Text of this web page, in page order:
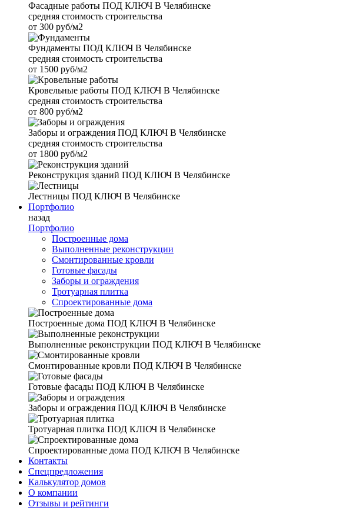
Фасадные работы ПОД КЛЮЧ В Челябинске
средняя стоимость строительства
от 300 руб/м2
Фундаменты ПОД КЛЮЧ В Челябинске
средняя стоимость строительства
от 1500 руб/м2
Кровельные работы ПОД КЛЮЧ В Челябинске
средняя стоимость строительства
от 800 руб/м2
Заборы и ограждения ПОД КЛЮЧ В Челябинске
средняя стоимость строительства
от 1800 руб/м2
Реконструкция зданий ПОД КЛЮЧ В Челябинске
Лестницы ПОД КЛЮЧ В Челябинске
Портфолио
назад
Портфолио
Построенные дома
Выполненные реконструкции
Смонтированные кровли
Готовые фасады
Заборы и ограждения
Тротуарная плитка
Спроектированные дома
Построенные дома ПОД КЛЮЧ В Челябинске
Выполненные реконструкции ПОД КЛЮЧ В Челябинске
Смонтированные кровли ПОД КЛЮЧ В Челябинске
Готовые фасады ПОД КЛЮЧ В Челябинске
Заборы и ограждения ПОД КЛЮЧ В Челябинске
Тротуарная плитка ПОД КЛЮЧ В Челябинске
Спроектированные дома ПОД КЛЮЧ В Челябинске
Контакты
Спецпредложения
Калькулятор домов
О компании
Отзывы и рейтинги